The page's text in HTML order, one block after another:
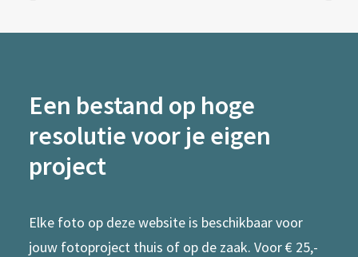
Een bestand op hoge
resolutie voor je eigen
project
Elke foto op deze website is beschikbaar voor
jouw fotoproject thuis of op de zaak. Voor € 25,-